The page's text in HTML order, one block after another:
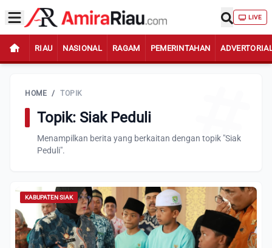
LIVE
RIAU NASIONAL RAGAM PEMERINTAHAN
HOME / TOPIK
Topik: Siak Peduli
Menampilkan berita yang berkaitan dengan topik "Siak
Peduli".
KABUPATEN SIAK